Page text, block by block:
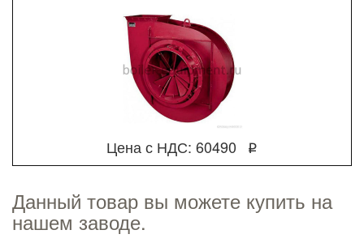
Цена с НДС: 60490 q
Данный товар вы можете купить на
нашем заводе.